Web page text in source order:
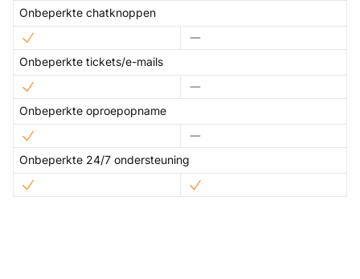
Onbeperkte chatknoppen
Onbeperkte tickets/e-mails
Onbeperkte oproepopname
Onbeperkte 24/7 ondersteuning